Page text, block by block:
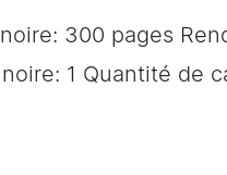
300 pages
1 Quantité de